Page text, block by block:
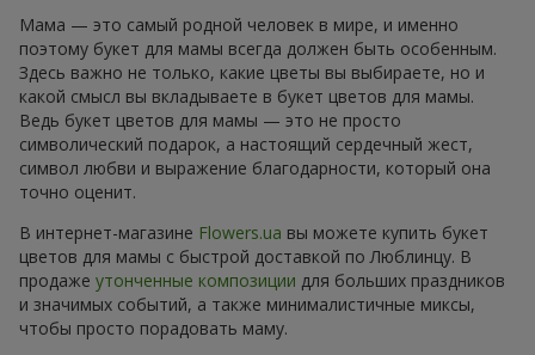
Мама — это самый родной человек в мире, и именно
поэтому букет для мамы всегда должен быть особенным.
Здесь важно не только, какие цветы вы выбираете, но и
какой смысл вы вкладываете в букет цветов для мамы.
Ведь букет цветов для мамы — это не просто
символический подарок, а настоящий сердечный жест,
символ любви и выражение благодарности, который она
точно оценит.
В интернет-магазине Flowers.ua вы можете купить букет
цветов для мамы с быстрой доставкой по Люблинцу. В
продаже утонченные композиции для больших праздников
и значимых событий, а также минималистичные миксы,
чтобы просто порадовать маму.